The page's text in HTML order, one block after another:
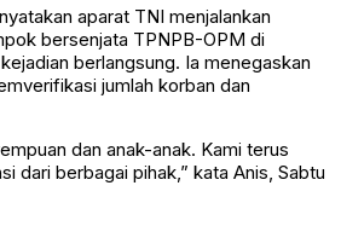
aparat TNI menjalankan
bersenjata TPNPB-OPM di
berlangsung. Ia menegaskan
jumlah korban dan
dan anak-anak. Kami terus
dari berbagai pihak,” kata Anis, Sabtu